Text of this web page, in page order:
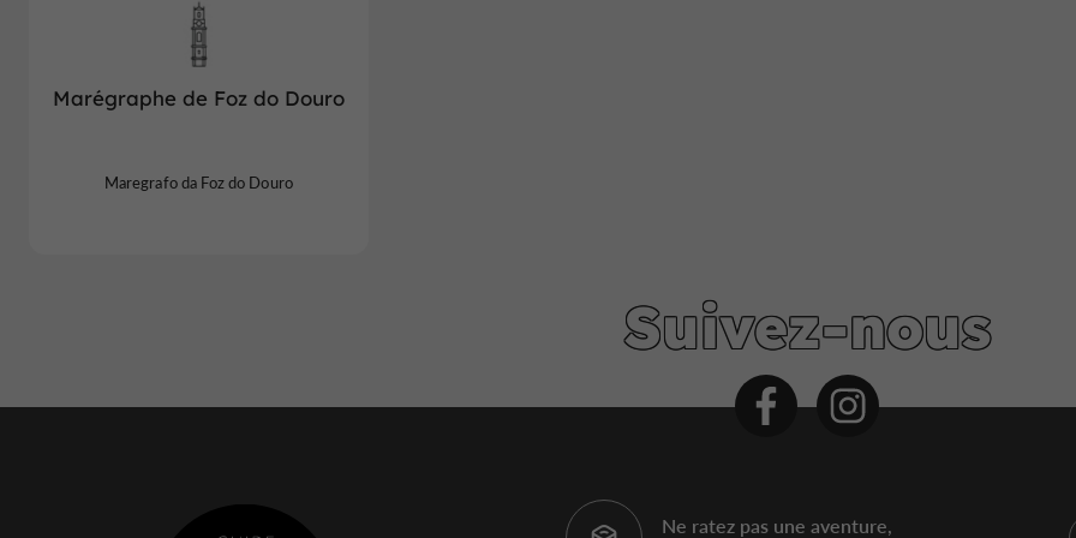
Marégraphe de Foz do Douro
Maregrafo da Foz do Douro
Suivez-nous
Ne ratez pas une aventure,